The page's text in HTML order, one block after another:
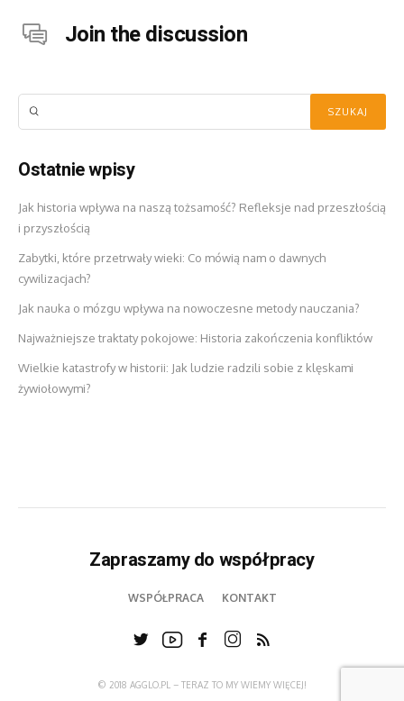
Join the discussion
Ostatnie wpisy
Jak historia wpływa na naszą tożsamość? Refleksje nad przeszłością
i przyszłością
Zabytki, które przetrwały wieki: Co mówią nam o dawnych
cywilizacjach?
Jak nauka o mózgu wpływa na nowoczesne metody nauczania?
Najważniejsze traktaty pokojowe: Historia zakończenia konfliktów
Wielkie katastrofy w historii: Jak ludzie radzili sobie z klęskami
żywiołowymi?
Zapraszamy do współpracy
WSPÓŁPRACA KONTAKT
© 2018 AGGLO.PL – TERAZ TO MY WIEMY WIĘCEJ!